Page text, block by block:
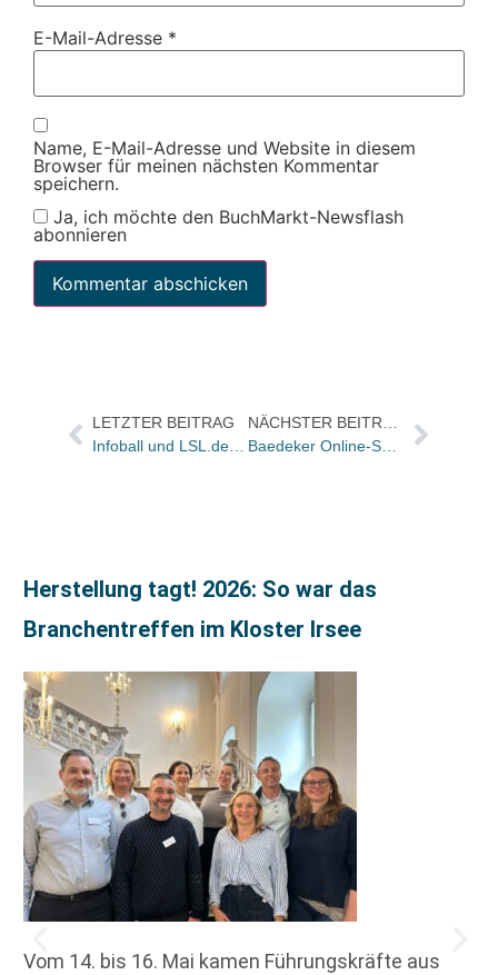
E-Mail-Adresse *
Name, E-Mail-Adresse und Website in diesem
Browser für meinen nächsten Kommentar
speichern.
Ja, ich möchte den BuchMarkt-Newsflash
abonnieren
LETZTER BEITRAG
Infoball und LSL.de vereinbaren Zusammenarbeit
Herstellung tagt! 2026: So war das
Branchentreffen im Kloster Irsee
Vom 14. bis 16. Mai kamen Führungskräfte aus